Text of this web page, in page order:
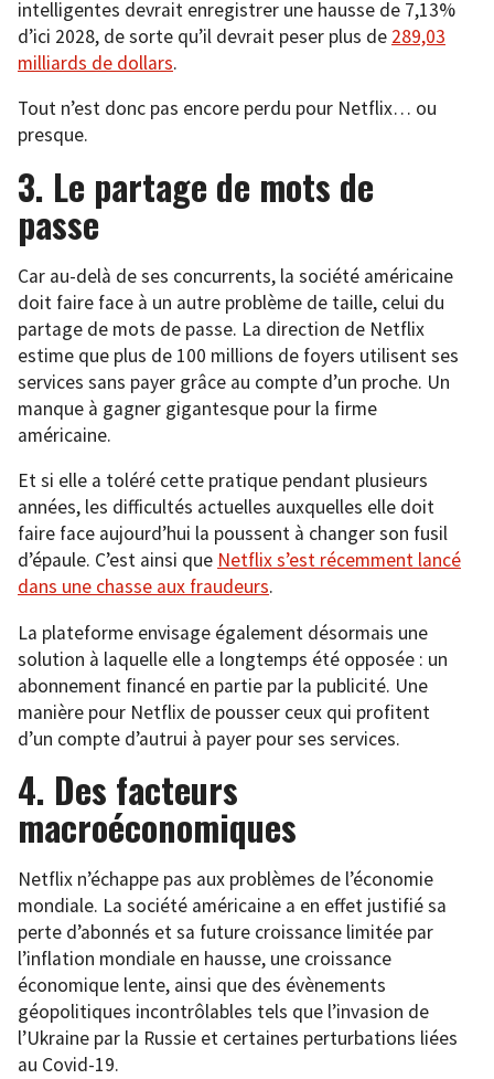
intelligentes devrait enregistrer une hausse de 7,13%
d’ici 2028, de sorte qu’il devrait peser plus de 289,03
milliards de dollars.
Tout n’est donc pas encore perdu pour Netflix… ou
presque.
3. Le partage de mots de
passe
Car au-delà de ses concurrents, la société américaine
doit faire face à un autre problème de taille, celui du
partage de mots de passe. La direction de Netflix
estime que plus de 100 millions de foyers utilisent ses
services sans payer grâce au compte d’un proche. Un
manque à gagner gigantesque pour la firme
américaine.
Et si elle a toléré cette pratique pendant plusieurs
années, les difficultés actuelles auxquelles elle doit
faire face aujourd’hui la poussent à changer son fusil
d’épaule. C’est ainsi que Netflix s’est récemment lancé
dans une chasse aux fraudeurs.
La plateforme envisage également désormais une
solution à laquelle elle a longtemps été opposée : un
abonnement financé en partie par la publicité. Une
manière pour Netflix de pousser ceux qui profitent
d’un compte d’autrui à payer pour ses services.
4. Des facteurs
macroéconomiques
Netflix n’échappe pas aux problèmes de l’économie
mondiale. La société américaine a en effet justifié sa
perte d’abonnés et sa future croissance limitée par
l’inflation mondiale en hausse, une croissance
économique lente, ainsi que des évènements
géopolitiques incontrôlables tels que l’invasion de
l’Ukraine par la Russie et certaines perturbations liées
au Covid-19.